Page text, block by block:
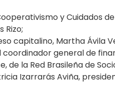
y Cuidados
Rizo;
capitalino, Martha
general de
de la Red Brasileña de
Izarrarás Aviña,